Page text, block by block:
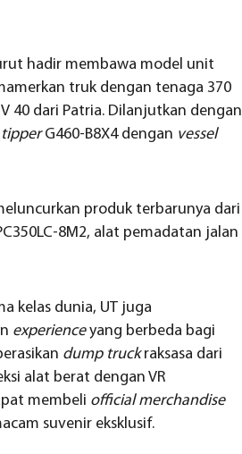
hadir membawa model unit
truk dengan tenaga 370
40 dari Patria. Dilanjutkan dengan
G460-B8X4 dengan vessel
produk terbarunya dari
8M2, alat pemadatan jalan
kelas dunia, UT juga
experienceyang berbeda bagi
dump truckraksasa dari
alat berat dengan VR
membeli official merchandise
suvenir eksklusif.